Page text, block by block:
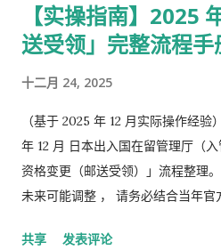
【实操指南】2025
送受领」完整流程手
十二月 24, 2025
（基于 2025 年 12 月实际操作经
年 12 月 日本出入国在留管理厅（
资格变更（邮送受领）」流程整理
未来可能调整 ， 请务必结合当年
完了，请邮寄材料 」的邮件 选择
共享 发表评论